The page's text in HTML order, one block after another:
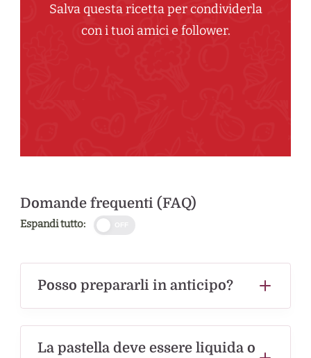
Salva questa ricetta per condividerla
con i tuoi amici e follower.
Domande frequenti (FAQ)
Espandi tutto:
Posso prepararli in anticipo?
La pastella deve essere liquida o